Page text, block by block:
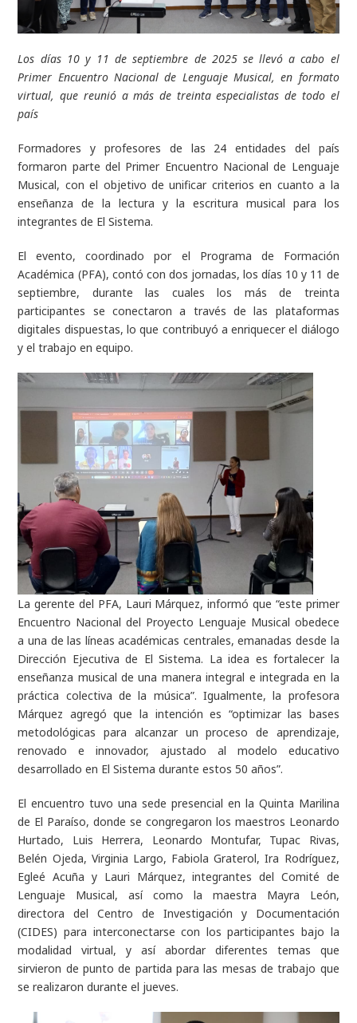
Los días 10 y 11 de septiembre de 2025 se llevó a cabo el
Primer Encuentro Nacional de Lenguaje Musical, en formato
virtual, que reunió a más de treinta especialistas de todo el
país
Formadores y profesores de las 24 entidades del país
formaron parte del Primer Encuentro Nacional de Lenguaje
Musical, con el objetivo de unificar criterios en cuanto a la
enseñanza de la lectura y la escritura musical para los
integrantes de El Sistema.
El evento, coordinado por el Programa de Formación
Académica (PFA), contó con dos jornadas, los días 10 y 11 de
septiembre, durante las cuales los más de treinta
participantes se conectaron a través de las plataformas
digitales dispuestas, lo que contribuyó a enriquecer el diálogo
y el trabajo en equipo.
La gerente del PFA, Lauri Márquez, informó que “este primer
Encuentro Nacional del Proyecto Lenguaje Musical obedece
a una de las líneas académicas centrales, emanadas desde la
Dirección Ejecutiva de El Sistema. La idea es fortalecer la
enseñanza musical de una manera integral e integrada en la
práctica colectiva de la música”. Igualmente, la profesora
Márquez agregó que la intención es “optimizar las bases
metodológicas para alcanzar un proceso de aprendizaje,
renovado e innovador, ajustado al modelo educativo
desarrollado en El Sistema durante estos 50 años”.
El encuentro tuvo una sede presencial en la Quinta Marilina
de El Paraíso, donde se congregaron los maestros Leonardo
Hurtado, Luis Herrera, Leonardo Montufar, Tupac Rivas,
Belén Ojeda, Virginia Largo, Fabiola Graterol, Ira Rodríguez,
Egleé Acuña y Lauri Márquez, integrantes del Comité de
Lenguaje Musical, así como la maestra Mayra León,
directora del Centro de Investigación y Documentación
(CIDES) para interconectarse con los participantes bajo la
modalidad virtual, y así abordar diferentes temas que
sirvieron de punto de partida para las mesas de trabajo que
se realizaron durante el jueves.